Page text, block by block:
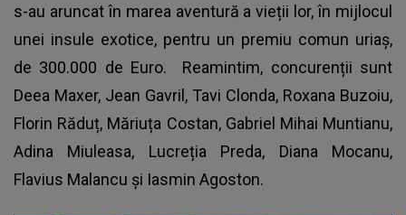
s-au aruncat în marea aventură a vieții lor, în mijlocul
unei insule exotice, pentru un premiu comun uriaș,
de 300.000 de Euro. Reamintim, concurenții sunt
Deea Maxer, Jean Gavril, Tavi Clonda, Roxana Buzoiu,
Florin Răduț, Măriuța Costan, Gabriel Mihai Muntianu,
Adina Miuleasa, Lucreția Preda, Diana Mocanu,
Flavius Malancu și Iasmin Agoston.